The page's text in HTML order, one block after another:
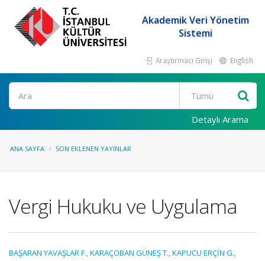
Akademik Veri Yönetim
Sistemi
Araştırmacı Girişi English
Ara
Detaylı Arama
ANA SAYFA SON EKLENEN YAYINLAR
Vergi Hukuku ve Uygulama
BAŞARAN YAVAŞLAR F.,KARAÇOBAN GÜNEŞ T.,KAPUCU ERÇİN G.,